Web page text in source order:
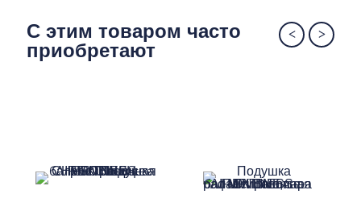
С этим товаром часто
приобретают